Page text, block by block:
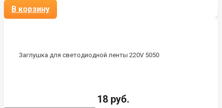
В корзину
Заглушка для светодиодной ленты 220V 5050
18 руб.